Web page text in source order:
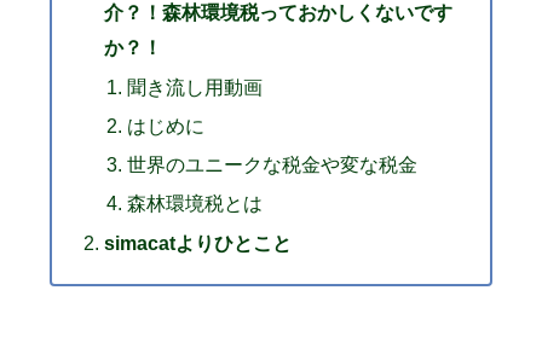
介？！森林環境税っておかしくないです
か？！
聞き流し用動画
はじめに
世界のユニークな税金や変な税金
森林環境税とは
simacatよりひとこと